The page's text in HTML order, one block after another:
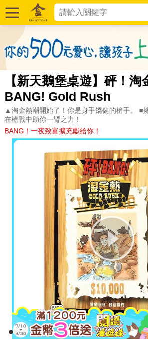
【新天鵝堡桌遊】砰！淘
BANG! Gold Rush
▲淘金熱潮開始了！你是身手矯健的槍手。 ■
在槍戰中助你一臂之力！
BANG！一夜致富擴充獻給你！